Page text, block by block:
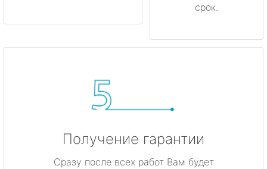
срок.
Получение гарантии
Сразу после всех работ Вам будет